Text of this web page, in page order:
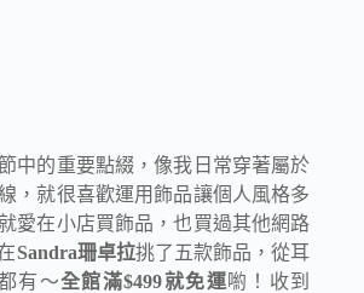
中的重要點綴，像我日常穿著屬於
，就很喜歡運用飾品讓個人風格多
愛在小店買飾品，也買過其他網路
Sandra珊卓拉挑了五款飾品，從耳
有～全館滿$499就免運喲！收到